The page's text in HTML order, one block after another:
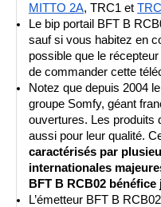
MITTO 2A, TRC1 et
Le bip portail BFT B
sauf si vous habitez en
possible que le
de commander cette
Notez que depuis 2004
groupe Somfy, géant
ouvertures. Les produits
caractérisés par
internationales
BFT B RCB02
L’émetteur BFT B